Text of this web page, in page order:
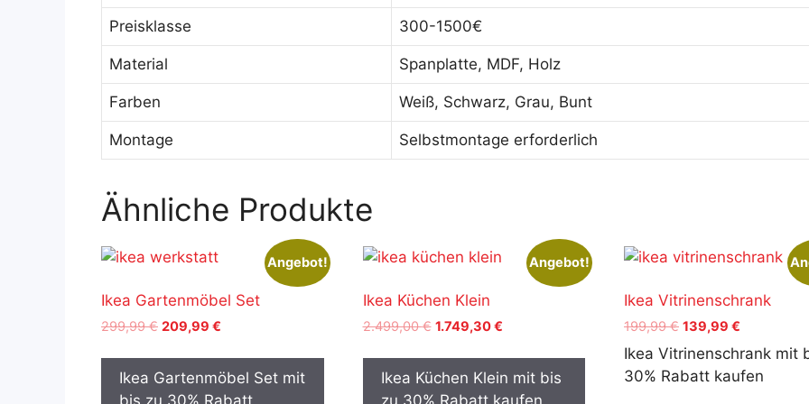
Preisklasse 300-1500€
Material Spanplatte, MDF, Holz
Farben Weiß, Schwarz, Grau, Bunt
Montage Selbstmontage erforderlich
Ähnliche Produkte
Angebot!
Ikea Gartenmöbel Set
299,99€ Ursprünglicher
war:
299,99 €
209,99 €
ist:
209,99 €.
Ikea Gartenmöbel Set mit
Angebot!
Ikea Küchen Klein
2.499,00€ Ursprünglicher
war:
2.499,00 €
1.749,30€Aktueller
ist:
1.749,30 €.
Ikea Küchen Klein mit bis
Ikea Vitrinenschrank
199,99€ Ursprünglicher
Preis
war:
199,99 €
139,99 €
Preis
ist:
139,99 €.
Ikea Vitrinenschrank mit
30% Rabatt kaufen